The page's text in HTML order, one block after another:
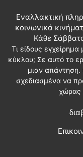
Εναλλακτική
κοινωνικά
Κάθε
Τι είδους
κύκλου; Σε αυτό το
μιαν απάντηση.
σχεδιασμένα να
χώρας